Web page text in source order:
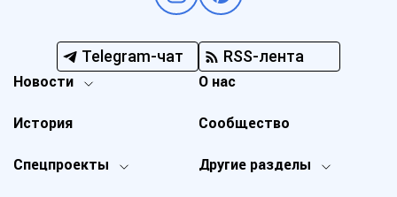
Telegram-чат RSS-лента
Новости
Спецпроекты Другие разделы
История
О нас
Сообщество